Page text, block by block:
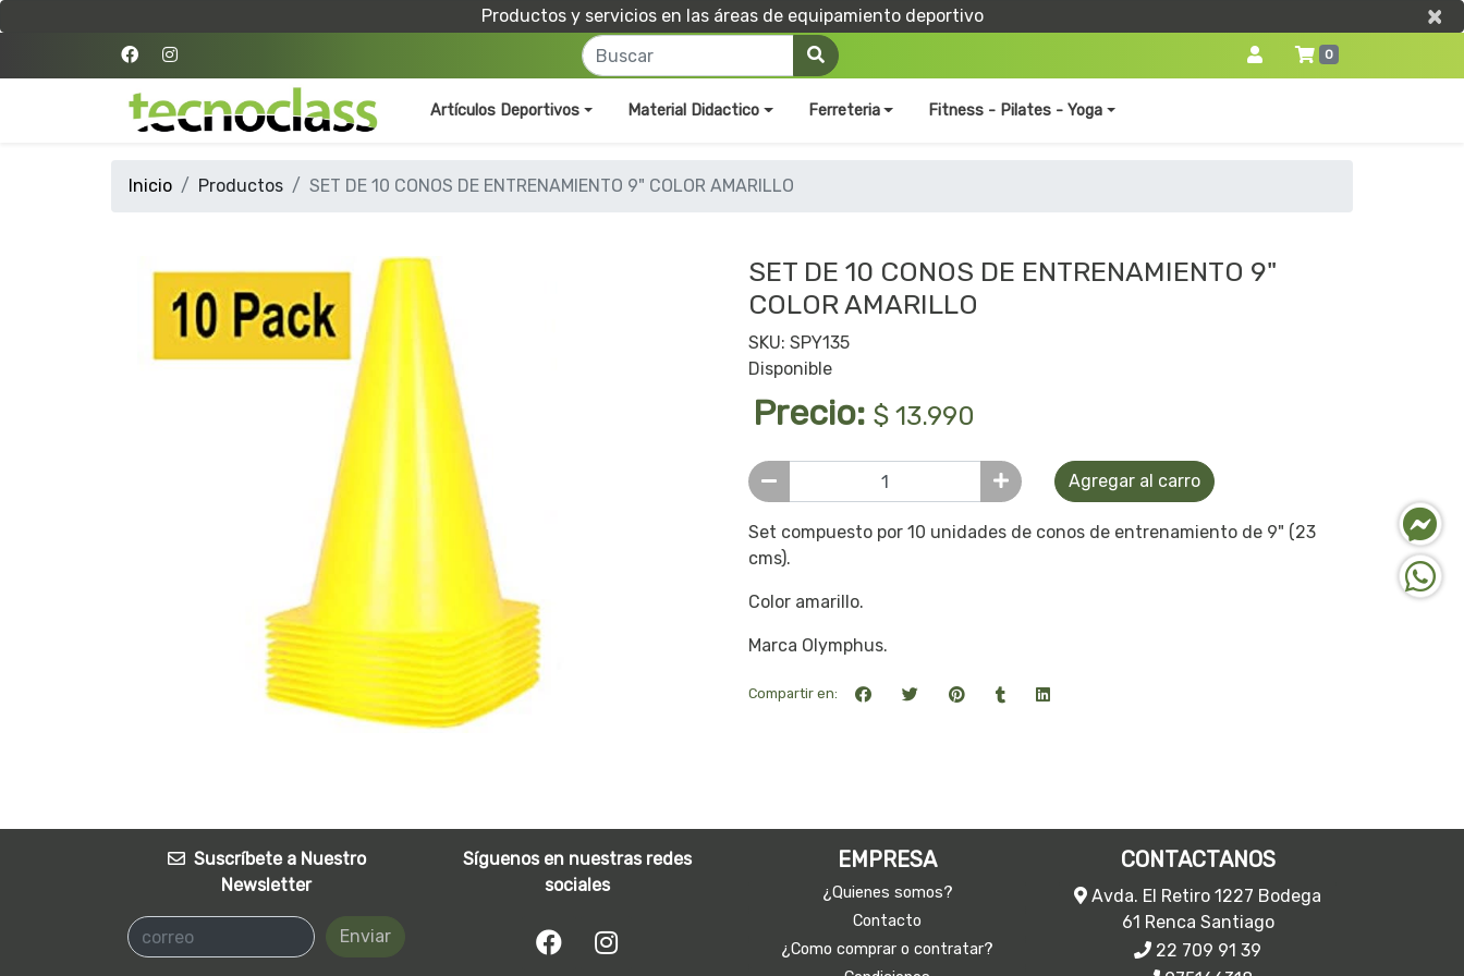
Productos y servicios en las áreas de equipamiento deportivo ×
×
0
Artículos Deportivos Material Didactico Ferreteria Fitness - Pilates - Yoga
Inicio Productos SET DE 10 CONOS DE ENTRENAMIENTO 9" COLOR AMARILLO
SET DE 10 CONOS DE ENTRENAMIENTO 9"
COLOR AMARILLO
SKU: SPY135
Disponible
Precio: $ 13.990
Agregar al carro
Set compuesto por 10 unidades de conos de entrenamiento de 9" (23
cms).
Color amarillo.
Marca Olymphus.
Compartir en:
Suscríbete a Nuestro
Newsletter
Enviar
Síguenos en nuestras redes
sociales
EMPRESA
¿Quienes somos?
Contacto
¿Como comprar o contratar?
CONTACTANOS
Avda. El Retiro 1227 Bodega
61 Renca Santiago
22 709 91 39